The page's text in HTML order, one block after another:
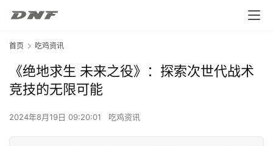
首页 吃鸡资讯
《绝地求生 未来之役》：探索次世代战术
竞技的无限可能
2024年8月19日 09:20:01 吃鸡资讯